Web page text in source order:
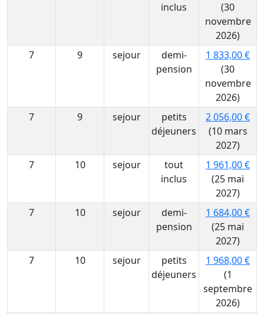
inclus
(30
novembre
2026)
7
9 sejour
demi-
pension
1 833,00 €
(30
novembre
2026)
7
9 sejour
petits
déjeuners
2 056,00 €
(10 mars
2027)
7
10 sejour
tout
inclus
1 961,00 €
(25 mai
2027)
7
10 sejour
demi-
pension
1 684,00 €
(25 mai
2027)
7
10 sejour
petits
déjeuners
1 968,00 €
(1
septembre
2026)